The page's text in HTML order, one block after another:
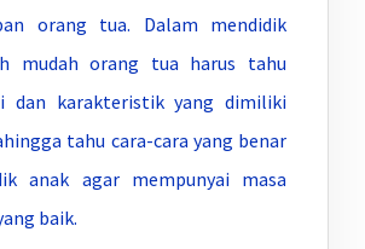
orang tua. Dalam mendidik
mudah orang tua harus tahu
dan karakteristik yang dimiliki
tahu cara-cara yang benar
anak agar mempunyai masa
baik.